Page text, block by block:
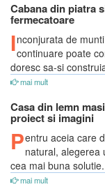
Cabana din piatra
fermecatoare
Inconjurata de
continuare poate
doresc sa-si
mai mult
Casa din lemn
proiect si imagini
Pentru aceia care
natural, alegerea
cea mai buna solutie.
mai mult